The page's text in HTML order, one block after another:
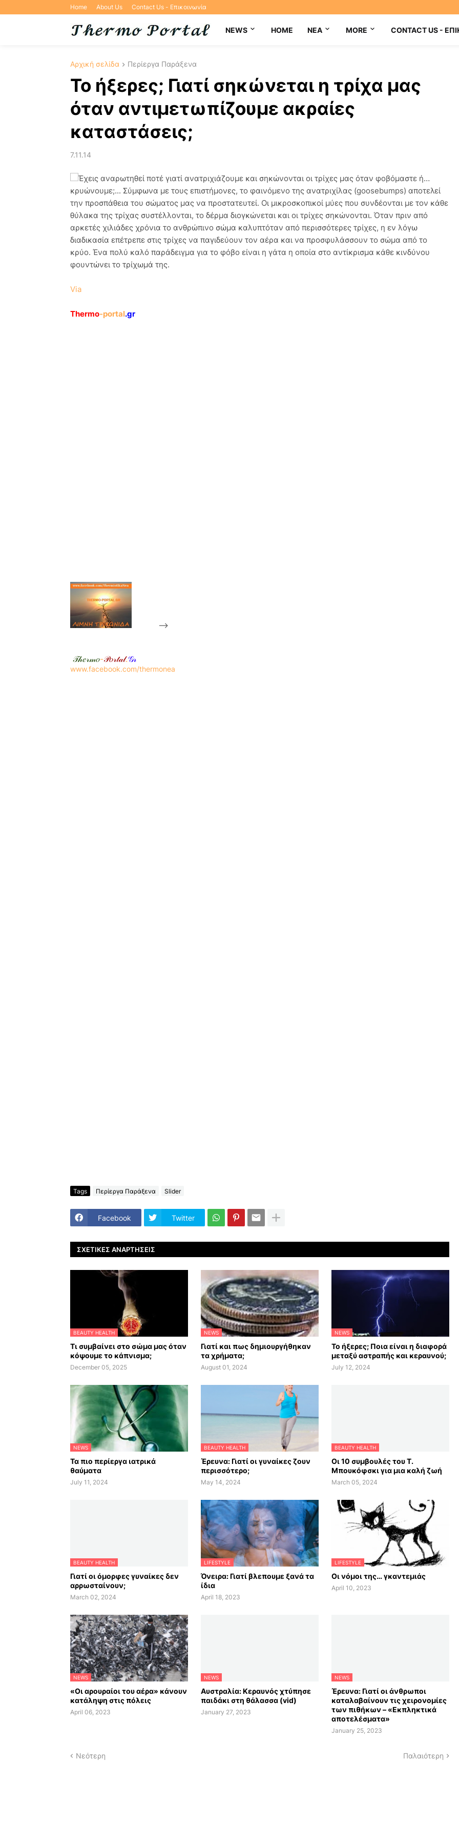
Home About Us Contact Us - Επικοινωνία
NEWS HOME NEA MORE CONTACT US -
Αρχική σελίδα Περίεργα Παράξενα
Το ήξερες; Γιατί σηκώνεται η τρίχα μας
όταν αντιμετωπίζουμε ακραίες
καταστάσεις;
7.11.14
Έχεις αναρωτηθεί ποτέ γιατί ανατριχιάζουμε και σηκώνονται οι τρίχες μας όταν φοβόμαστε ή…
κρυώνουμε;... Σύμφωνα με τους επιστήμονες, το φαινόμενο της ανατριχίλας (goosebumps) αποτελεί
την προσπάθεια του σώματος μας να προστατευτεί. Οι μικροσκοπικοί μύες που συνδέονται με τον κάθε
θύλακα της τρίχας συστέλλονται, το δέρμα διογκώνεται και οι τρίχες σηκώνονται. Όταν πριν από
αρκετές χιλιάδες χρόνια το ανθρώπινο σώμα καλυπτόταν από περισσότερες τρίχες, η εν λόγω
διαδικασία επέτρεπε στις τρίχες να παγιδεύουν τον αέρα και να προσφυλάσσουν το σώμα από το
κρύο. Ένα πολύ καλό παράδειγμα για το φόβο είναι η γάτα η οποία στο αντίκρισμα κάθε κινδύνου
φουντώνει το τρίχωμά της.
Via
Thermo-portal.gr
-->
𝒯𝒽𝑒𝓇𝓂𝑜-𝒫𝑜𝓇𝓉𝒶𝓁.𝒢𝓇
www.facebook.com/thermonea
Tags Περίεργα Παράξενα Slider
Facebook Twitter
ΣΧΕΤΙΚΈΣ ΑΝΑΡΤΉΣΕΙΣ
BEAUTY HEALTH
Τι συμβαίνει στο σώμα μας όταν
κόψουμε το κάπνισμα;
December 05, 2025
NEWS
Γιατί και πως δημιουργήθηκαν
τα χρήματα;
August 01, 2024
NEWS
Το ήξερες; Ποια είναι η διαφορά
μεταξύ αστραπής και κεραυνού;
July 12, 2024
NEWS
Τα πιο περίεργα ιατρικά
θαύματα
July 11, 2024
BEAUTY HEALTH
Έρευνα: Γιατί οι γυναίκες ζουν
περισσότερο;
May 14, 2024
BEAUTY HEALTH
Οι 10 συμβουλές του Τ.
Μπουκόφσκι για μια καλή ζωή
March 05, 2024
BEAUTY HEALTH
Γιατί οι όμορφες γυναίκες δεν
αρρωσταίνουν;
March 02, 2024
LIFESTYLE
Όνειρα: Γιατί βλεπουμε ξανά τα
ίδια
April 18, 2023
LIFESTYLE
Οι νόμοι της… γκαντεμιάς
April 10, 2023
NEWS
«Οι αρουραίοι του αέρα» κάνουν
κατάληψη στις πόλεις
April 06, 2023
NEWS
Αυστραλία: Κεραυνός χτύπησε
παιδάκι στη θάλασσα (vid)
January 27, 2023
NEWS
Έρευνα: Γιατί οι άνθρωποι
καταλαβαίνουν τις χειρονομίες
των πιθήκων – «Εκπληκτικά
αποτελέσματα»
January 25, 2023
Νεότερη Παλαιότερη